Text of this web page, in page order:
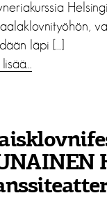
läpi […]
lisää…